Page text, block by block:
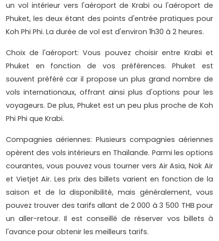
un vol intérieur vers l'aéroport de Krabi ou l'aéroport de
Phuket, les deux étant des points d'entrée pratiques pour
Koh Phi Phi. La durée de vol est d'environ 1h30 à 2 heures.
Choix de l'aéroport: Vous pouvez choisir entre Krabi et
Phuket en fonction de vos préférences. Phuket est
souvent préféré car il propose un plus grand nombre de
vols internationaux, offrant ainsi plus d'options pour les
voyageurs. De plus, Phuket est un peu plus proche de Koh
Phi Phi que Krabi.
Compagnies aériennes: Plusieurs compagnies aériennes
opèrent des vols intérieurs en Thaïlande. Parmi les options
courantes, vous pouvez vous tourner vers Air Asia, Nok Air
et Vietjet Air. Les prix des billets varient en fonction de la
saison et de la disponibilité, mais généralement, vous
pouvez trouver des tarifs allant de 2 000 à 3 500 THB pour
un aller-retour. Il est conseillé de réserver vos billets à
l'avance pour obtenir les meilleurs tarifs.